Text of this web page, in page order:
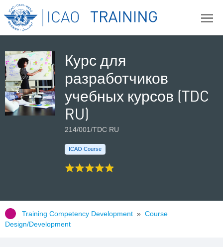
Курс для
разработчиков
учебных курсов (TDC
RU)
214/001/TDC RU
ICAO Course
Training Competency Development » Course
Design/Development